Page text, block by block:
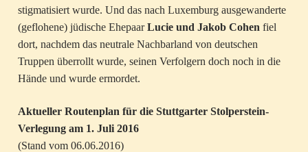
stigmatisiert wurde. Und das nach Luxemburg ausgewanderte
(geflohene) jüdische EhepaarLucie und Jakob Cohen fiel
dort, nachdem das neutrale Nachbarland von deutschen
Truppen überrollt wurde, seinen Verfolgern doch noch in die
Hände und wurde ermordet.
Aktueller Routenplan für die Stuttgarter Stolperstein-
Verlegung am 1. Juli 2016
(Stand vom 06.06.2016)